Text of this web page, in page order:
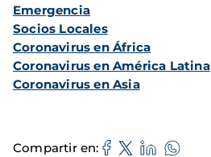
Emergencia
Socios Locales
Coronavirus en África
Coronavirus en América Latina
Coronavirus en Asia
Compartir en